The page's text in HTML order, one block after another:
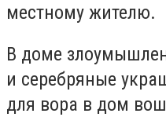
местному жителю.
В доме
и серебряные
для вора в дом